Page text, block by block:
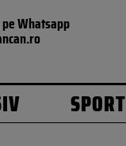
Whatsapp
SPORT